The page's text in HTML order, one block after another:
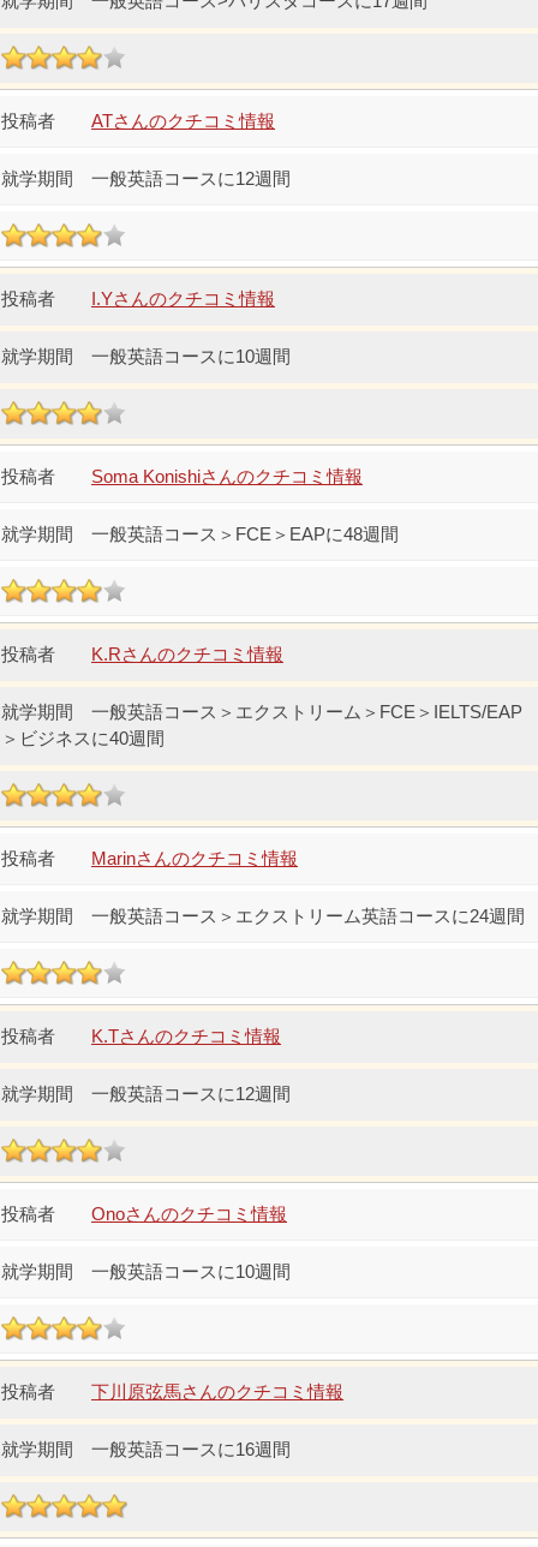
ATさんのクチコミ情報
一般英語コースに12週間
I.Yさんのクチコミ情報
一般英語コースに10週間
Soma Konishiさんのクチコミ情報
一般英語コース＞FCE＞EAPに48週間
K.Rさんのクチコミ情報
一般英語コース＞エクストリーム＞FCE＞IELTS/EAP
＞ビジネスに40週間
Marinさんのクチコミ情報
一般英語コース＞エクストリーム英語コースに24週間
K.Tさんのクチコミ情報
一般英語コースに12週間
Onoさんのクチコミ情報
一般英語コースに10週間
下川原弦馬さんのクチコミ情報
一般英語コースに16週間